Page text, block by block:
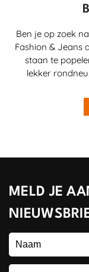
Ben je op zoek
Fashion & Jeans
staan te
lekker
MELD JE